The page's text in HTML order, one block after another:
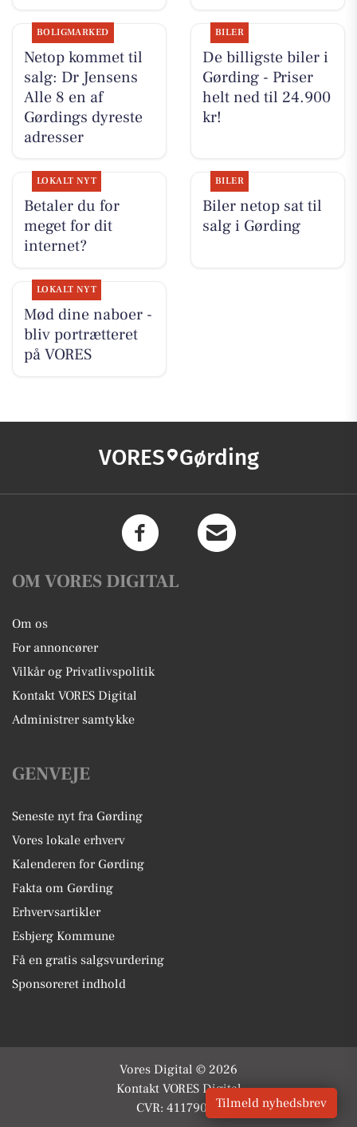
BOLIGMARKED
Netop kommet til
salg: Dr Jensens
Alle 8 en af
Gørdings dyreste
adresser
BILER
De billigste biler i
Gørding - Priser
helt ned til 24.900
kr!
LOKALT NYT
Betaler du for
meget for dit
internet?
BILER
Biler netop sat til
salg i Gørding
LOKALT NYT
Mød dine naboer -
bliv portrætteret
på VORES
VORES Gørding
OM VORES DIGITAL
Om os
For annoncører
Vilkår og Privatlivspolitik
Kontakt VORES Digital
Administrer samtykke
GENVEJE
Seneste nyt fra Gørding
Vores lokale erhverv
Kalenderen for Gørding
Fakta om Gørding
Erhvervsartikler
Esbjerg Kommune
Få en gratis salgsvurdering
Sponsoreret indhold
Vores Digital © 2026
Kontakt VORES Digital
CVR: 41179082Tilmeld nyhedsbrev